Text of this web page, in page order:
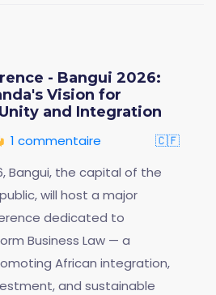
- Bangui 2026:
Vision for
and Integration
1 commentaire
🇨🇫
Bangui, the capital of the
will host a major
dedicated to
Business Law — a
African integration,
and sustainable